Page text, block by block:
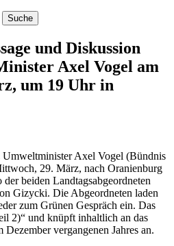
und Diskussion
Axel Vogel am
um 19 Uhr in
Umwelt­mi­nis­ter Axel Vogel (Bünd­nis
29. März, nach Ora­ni­en­burg
bei­den Land­tags­ab­ge­ord­ne­ten
Gizy­cki. Die Abge­ord­ne­ten laden
zum Grü­nen Gespräch ein. Das
2)“ und knüpft inhalt­lich an das
ver­gan­ge­nen Jah­res an.